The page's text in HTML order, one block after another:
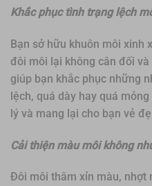
Khắc phục tình trạng lệch
Bạn sở hữu khuôn môi xinh
đôi môi lại không cân đối
giúp bạn khắc phục những
lệch, quá dày hay quá
lý và mang lại cho bạn vẻ
Cải thiện màu môi không
Đôi môi thâm xỉn màu, nhợt